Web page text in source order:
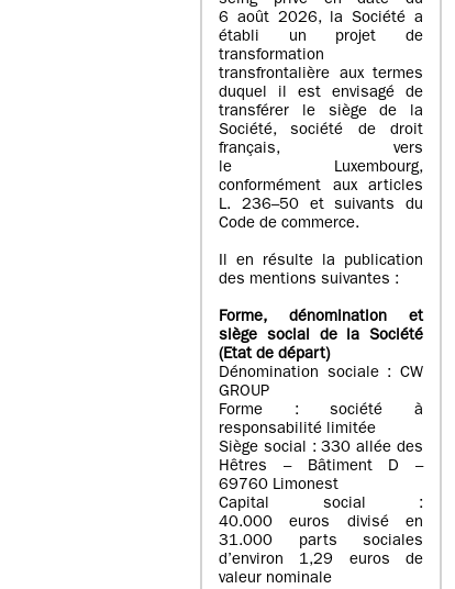
6 août 2026, la Société a
établi un projet de
transformation
transfrontalière aux termes
duquel il est envisagé de
transférer le siège de la
Société, société de droit
français, vers
le Luxembourg,
conformément aux articles
L. 236–50 et suivants du
Code de commerce.
Il en résulte la publication
des mentions suivantes :
Forme, dénomination et
siège social de la Société
(Etatde départ)
Dénomination sociale : CW
GROUP
Forme : société à
responsabilité limitée
Siège social : 330 allée des
Hêtres – Bâtiment D –
69760 Limonest
Capital social :
40.000 euros divisé en
31.000 parts sociales
d’environ 1,29 euros de
valeur nominale